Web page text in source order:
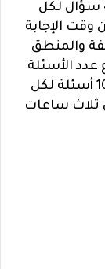
درجة -اجمالي عدد الأسئلة 50 سؤال – 40 سؤال لكل
وقت الإجابة
والمنطق
درجة مجموع عدد الأسئلة
50 سؤال – 40 سؤال لكل سؤال درجة – 10 أسئلة لكل
ثلاث ساعات